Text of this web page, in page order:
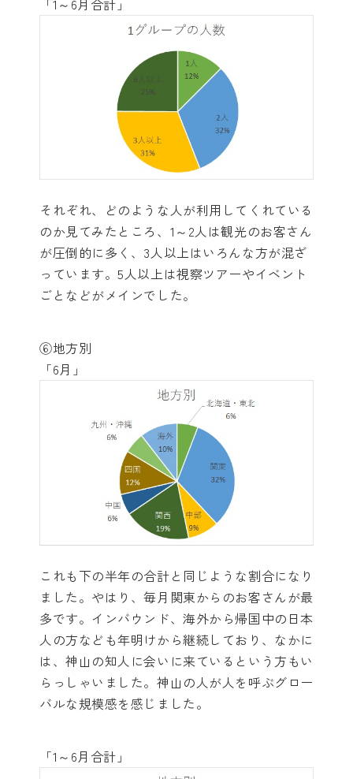
「1～6月合計」
それぞれ、どのような人が利用してくれている
のか見てみたところ、1～2人は観光のお客さん
が圧倒的に多く、3人以上はいろんな方が混ざ
っています。5人以上は視察ツアーやイベント
ごとなどがメインでした。
⑥地方別
「6月」
これも下の半年の合計と同じような割合になり
ました。やはり、毎月関東からのお客さんが最
多です。インバウンド、海外から帰国中の日本
人の方なども年明けから継続しており、なかに
は、神山の知人に会いに来ているという方もい
らっしゃいました。神山の人が人を呼ぶグロー
バルな規模感を感じました。
「1～6月合計」